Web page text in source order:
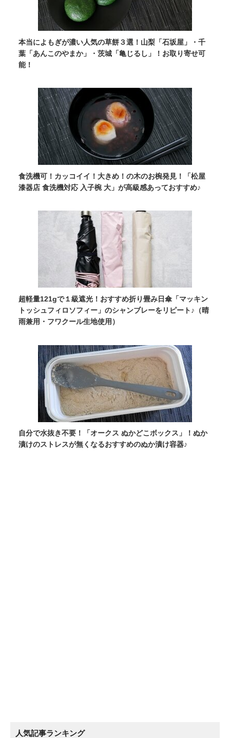
本当によもぎが濃い人気の草餅３選！山梨「石坂屋」・千
葉「あんこのやまか」・茨城「亀じるし」！お取り寄せ可
能！
食洗機可！カッコイイ！大きめ！の木のお椀発見！「松屋
漆器店 食洗機対応 入子椀 大」が高級感あっておすすめ♪
超軽量121gで１級遮光！おすすめ折り畳み日傘「マッキン
トッシュフィロソフィー」のシャンブレーをリピート♪（晴
雨兼用・フワクール生地使用）
自分で水抜き不要！「オークス ぬかどこボックス」！ぬか
漬けのストレスが無くなるおすすめのぬか漬け容器♪
人気記事ランキング